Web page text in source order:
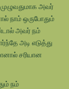
அவர்
நாம் ஒருபோதும்
அவர் நம்
அடி எடுத்து
சரியான
நம்